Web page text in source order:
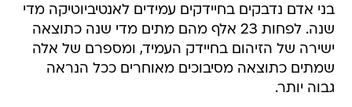
בני אדם נדבקים בחיידקים עמידים לאנטיביוטיקה מדי
שנה. לפחות 23 אלף מהם מתים מדי שנה כתוצאה
ישירה של הזיהום בחיידק העמיד, ומספרם של אלה
שמתים כתוצאה מסיבוכים מאוחרים ככל הנראה
גבוה יותר.